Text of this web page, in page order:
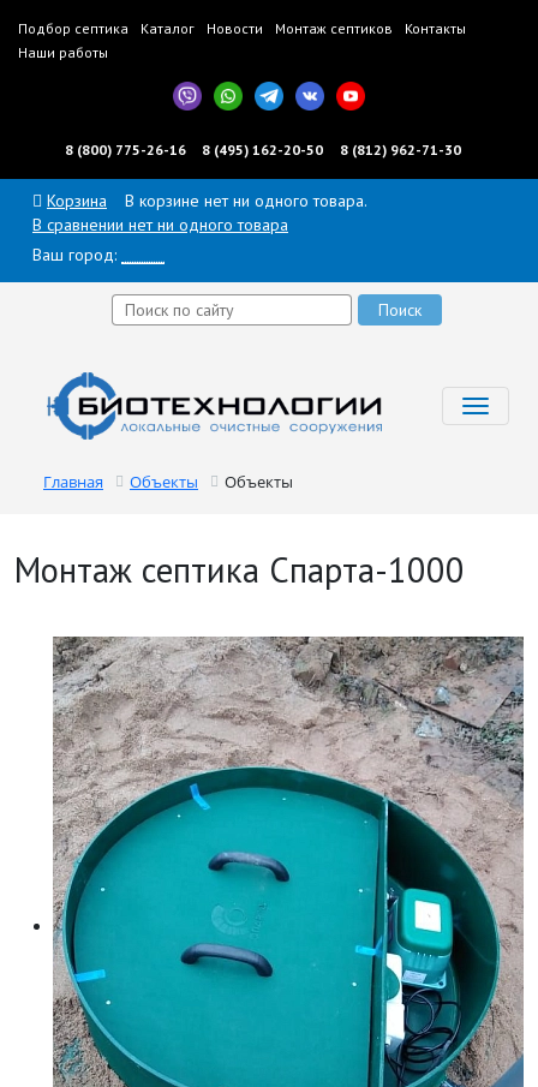
Подбор септика Каталог Новости Монтаж септиков
Контакты
Наши работы
8 (800) 775-26-16 8 (495) 162-20-50 8 (812) 962-71-30
Корзина
В корзине нет ни одного товара.
В сравнении нет ни одного товара
Ваш город:
Главная Объекты Объекты
Монтаж септика Спарта-1000